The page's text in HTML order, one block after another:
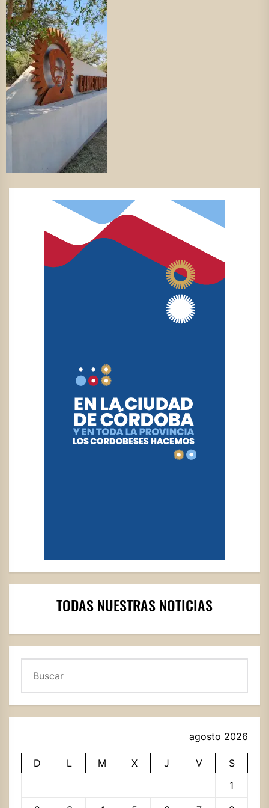
TODAS NUESTRAS NOTICIAS
agosto 2026
D L M X J V
S
1